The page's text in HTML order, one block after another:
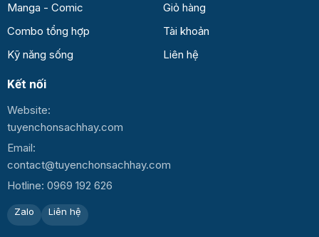
Manga - Comic
Combo tổng hợp
Kỹ năng sống
Giỏ hàng
Tài khoản
Liên hệ
Kết nối
Website:
tuyenchonsachhay.com
Email:
contact@tuyenchonsachhay.com
Hotline: 0969 192 626
Zalo Liên hệ